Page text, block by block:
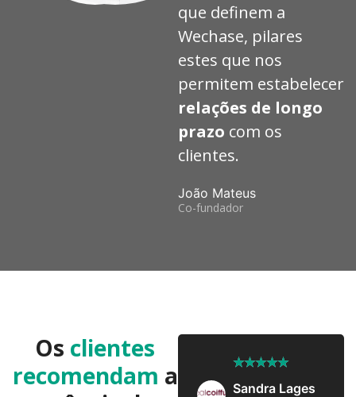
que definem a
Wechase, pilares
estes que nos
permitem estabelecer
relações de longo
prazo com os
clientes.
João Mateus
Co-fundador
Os clientes
recomendam a
José Pedro Sandra Lages
★★★★★